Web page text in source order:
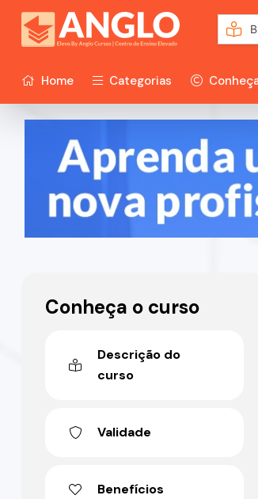
Home Categorias
Conheça o curso
Descrição do
curso
Validade
Benefícios